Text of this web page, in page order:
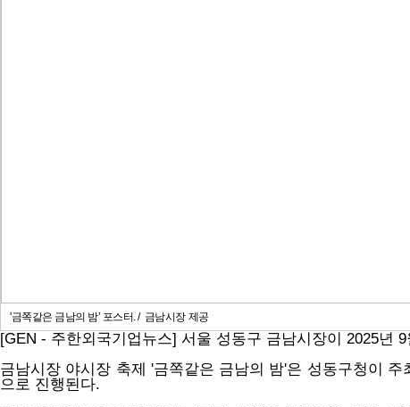
'금쪽같은 금남의 밤’ 포스터. / 금남시장 제공
[GEN - 주한외국기업뉴스] 서울 성동구 금남시장이 2025년
금남시장 야시장 축제 '금쪽같은 금남의 밤'은 성동구청이
으로 진행된다.